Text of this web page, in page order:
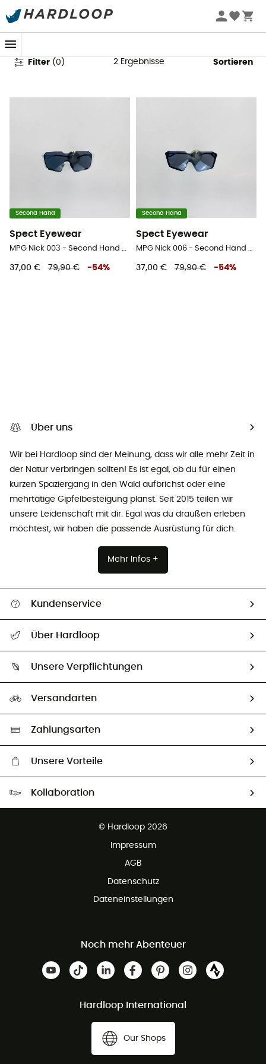
Second Hand Zubehör
Filter (0 ) 2 Ergebnisse Sortieren
Second Hand
Spect Eyewear
MPG Nick 003 - Second Hand Sonnenbrille - Weiß - One Size
37,00 € 79,90 € -54%
Second Hand
Spect Eyewear
MPG Nick 006 - Second Hand Sonnenbrille - Schwarz - One Size
37,00 € 79,90 € -54%
Über uns
Wir bei Hardloop sind der Meinung, dass wir alle mehr Zeit in
der Natur verbringen sollten! Es ist egal, ob du für einen
kurzen Spaziergang in den Wald aufbrichst oder eine
mehrtätige Gipfelbesteigung planst. Seit 2015 teilen wir
unsere Leidenschaft mit dir. Egal was du draußen erleben
möchtest, wir haben die passende Ausrüstung für dich.
Mehr Infos +
Kundenservice
Größentabelle
Über Hardloop
Unsere Botschafter
Unsere Verpflichtungen
Auswahl an nachhaltigen Produkten
Versandarten
Zahlungsarten
Unsere Vorteile
Kollaboration
© Hardloop 2026
Impressum
AGB
Datenschutz
Dateneinstellungen
Noch mehr Abenteuer
Hardloop International
Our Shops